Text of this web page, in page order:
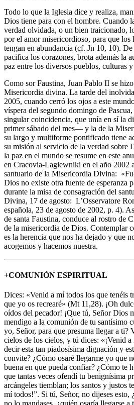
Todo lo que la Iglesia dice y realiza,
Dios tiene para con el hombre. Cuando
verdad olvidada, o un bien traicionado,
por el amor misericordioso, para que los
tengan en abundancia (cf. Jn 10, 10).
pacifica los corazones, brota además la
paz entre los diversos pueblos, culturas
Como sor Faustina, Juan Pablo II se
Misericordia divina. La tarde del
2005, cuando cerró los ojos a este
víspera del segundo domingo de
singular coincidencia, que unía en sí la
primer sábado del mes— y la de la
su largo y multiforme pontificado tiene
su misión al servicio de la verdad sobre
la paz en el mundo se resume en este
en Cracovia-Lagiewniki en el año 2002
santuario de la Misericordia Divina:
Dios no existe otra fuente de esperanza
durante la misa de consagración del
Divina, 17 de agosto: L’Osservatore
española, 23 de agosto de 2002, p. 4).
de santa Faustina, conduce al rostro de
de la misericordia de Dios. Contemplar
es la herencia que nos ha dejado y que
acogemos y hacemos nuestra.
+COMUNIÓN ESPIRITUAL
Dices: «Venid a mí todos los que tenéis
que yo os recrearé» (Mt 11,28). ¡Oh
oídos del pecador! ¡Que tú, Señor Dios
mendigo a la comunión de tu santísimo
yo, Señor, para que presuma llegar a ti?
cielos de los cielos, y tú dices: «¡Venid
decir esta tan piadosísima dignación y
convite? ¿Cómo osaré llegarme yo que
buena en que pueda confiar? ¿Cómo te
que tantas veces ofendí tu benignísima
arcángeles tiemblan; los santos y justos
mí todos!”. Si tú, Señor, no dijeses
no lo mandases, ¿quién osaría llegarse